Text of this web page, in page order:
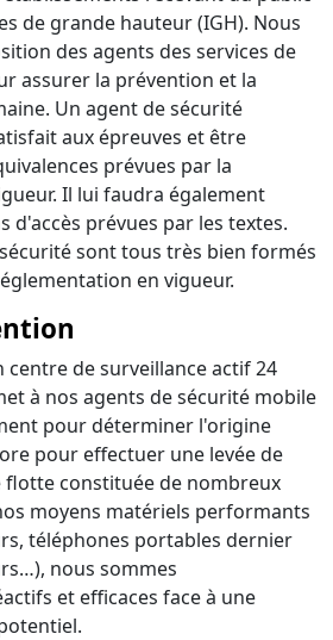
de grande hauteur (IGH). Nous
des agents des services de
assurer la prévention et la
Un agent de sécurité
aux épreuves et être
prévues par la
Il lui faudra également
d'accès prévues par les textes.
sont tous très bien formés
en vigueur.
centre de surveillance actif 24
à nos agents de sécurité mobile
pour déterminer l'origine
pour effectuer une levée de
flotte constituée de nombreux
moyens matériels performants
téléphones portables dernier
nous sommes
et efficaces face à une